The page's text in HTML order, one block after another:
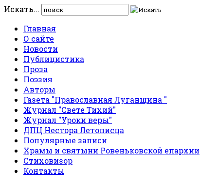
Искать...
Главная
О сайте
Новости
Публицистика
Проза
Поэзия
Авторы
Газета "Православная Луганщина "
Журнал "Свете Тихий"
Журнал "Уроки веры"
ДПЦ Нестора Летописца
Популярные записи
Храмы и святыни Ровеньковской епархии
Стиховизор
Контакты